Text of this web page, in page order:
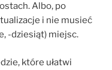
Albo, po
i nie musieć
-dziesiąt) miejsc.
które ułatwi